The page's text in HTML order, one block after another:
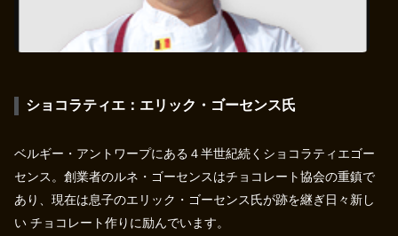
ショコラティエ：エリック・ゴーセンス氏
ベルギー・アントワープにある４半世紀続くショコラティエゴー
センス。創業者のルネ・ゴーセンスはチョコレート協会の重鎮で
あり、現在は息子のエリック・ゴーセンス氏が跡を継ぎ日々新し
い チョコレート作りに励んでいます。